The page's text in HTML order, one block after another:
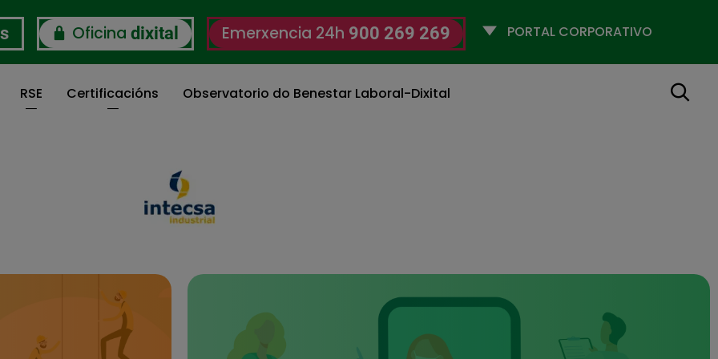
Oficina dixital Emerxencia 24h 900 269 269
Selecciona
RSE Certificacións Observatorio do Benestar Laboral-Dixital Buscar